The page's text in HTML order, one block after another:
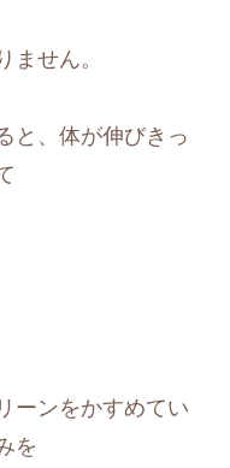
ません。
と、体が伸びきっ
ーンをかすめてい
を